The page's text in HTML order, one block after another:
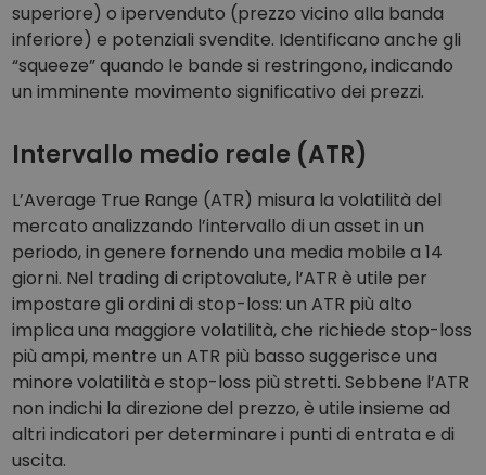
superiore) o ipervenduto (prezzo vicino alla banda
inferiore) e potenziali svendite. Identificano anche gli
“squeeze” quando le bande si restringono, indicando
un imminente movimento significativo dei prezzi.
Intervallo medio reale (ATR)
L’Average True Range (ATR) misura la volatilità del
mercato analizzando l’intervallo di un asset in un
periodo, in genere fornendo una media mobile a 14
giorni. Nel trading di criptovalute, l’ATR è utile per
impostare gli ordini di stop-loss: un ATR più alto
implica una maggiore volatilità, che richiede stop-loss
più ampi, mentre un ATR più basso suggerisce una
minore volatilità e stop-loss più stretti. Sebbene l’ATR
non indichi la direzione del prezzo, è utile insieme ad
altri indicatori per determinare i punti di entrata e di
uscita.